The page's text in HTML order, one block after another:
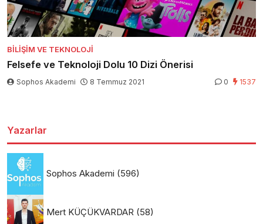
BILIŞIM VE TEKNOLOJI
Felsefe ve Teknoloji Dolu 10 Dizi Önerisi
Sophos Akademi 8 Temmuz 2021 0 1537
Yazarlar
Sophos Akademi (596)
Mert KÜÇÜKVARDAR (58)